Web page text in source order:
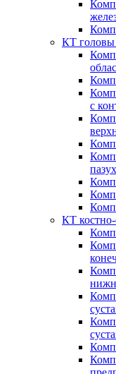
КТ головы
с
пазух
КТ